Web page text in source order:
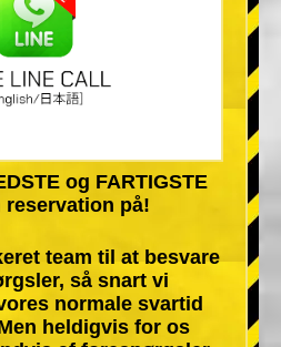
og FARTIGSTE
reservation på!
team til at besvare
så snart vi
normale svartid
heldigvis for os